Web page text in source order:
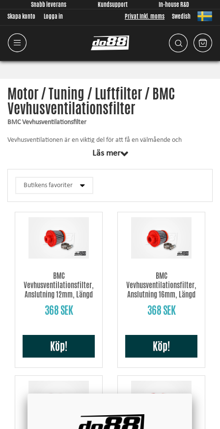
Snabb leverans Kundsupport
In-house R&D
Skapa konto
Logga in Privat Inkl. moms Swedish
Motor / Tuning / Luftfilter / BMC
Vevhusventilationsfilter
BMC Vevhusventilationsfilter
Vevhusventilationen är en viktig del för att få en välmående och
välfungerade motor. Flödet igenom filtret måste vara god, annars sätter
filtret snart igen vilket kan få negativa konsekvenser. Samtidigt måste
Läs mer
BMC
Vevhusventilationsfilter,
Anslutning 12mm, Längd
47mm
368 SEK
Köp!
BMC
Vevhusventilationsfilter,
Anslutning 16mm, Längd
47mm
368 SEK
Köp!